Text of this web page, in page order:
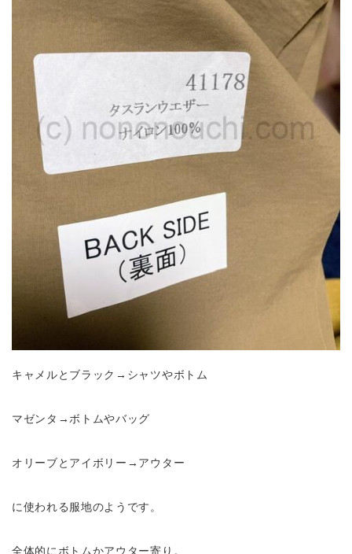
キャメルとブラック→シャツやボトム
マゼンタ→ボトムやバッグ
オリーブとアイボリー→アウター
に使われる服地のようです。
全体的にボトムかアウター寄り。